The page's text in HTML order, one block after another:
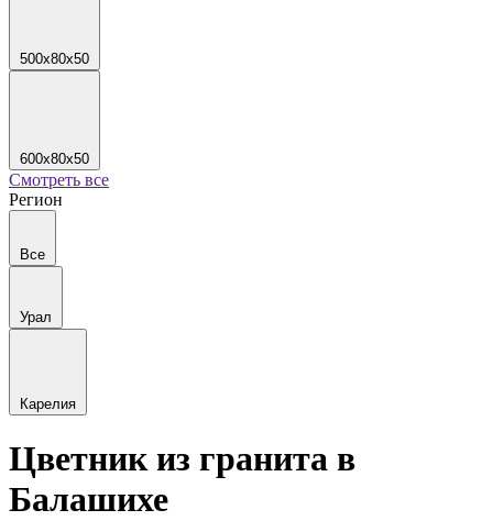
500х80х50
600х80х50
Смотреть все
Регион
Все
Урал
Карелия
Цветник из гранита в
Балашихе